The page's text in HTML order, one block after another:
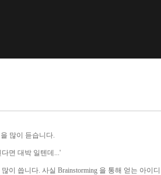
많이 듣습니다.
면 대박 일텐데...'
이 씁니다. 사실 Brainstorming 을 통해 얻는 아이디